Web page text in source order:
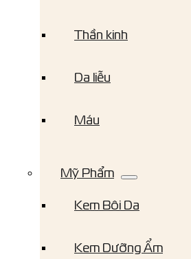
Thần kinh
Da liễu
Máu
Mỹ Phẩm
Kem Bôi Da
Kem Dưỡng Ẩm